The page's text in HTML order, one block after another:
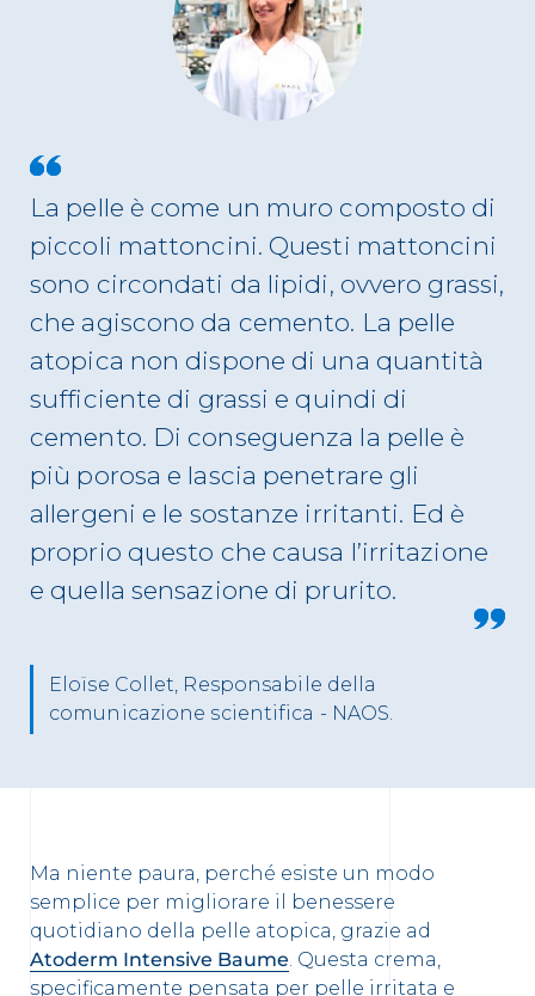
La pelle è come un muro composto di
piccoli mattoncini. Questi mattoncini
sono circondati da lipidi, ovvero grassi,
che agiscono da cemento. La pelle
atopica non dispone di una quantità
sufficiente di grassi e quindi di
cemento. Di conseguenza la pelle è
più porosa e lascia penetrare gli
allergeni e le sostanze irritanti. Ed è
proprio questo che causa l’irritazione
e quella sensazione di prurito.
Eloïse Collet, Responsabile della
comunicazione scientifica - NAOS.
Ma niente paura, perché esiste un modo
semplice per migliorare il benessere
quotidiano della pelle atopica, grazie ad
Atoderm Intensive Baume. Questa crema,
specificamente pensata per pelle irritata e